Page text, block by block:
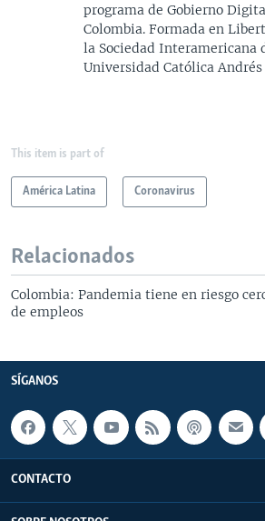
programa de Gobierno
Colombia. Formada en
la Sociedad Interamericana
Universidad Católica Andrés
This item is part of
América Latina Coronavirus
Relacionados
Colombia: Pandemia tiene en riesgo
de empleos
SÍGANOS
CONTACTO